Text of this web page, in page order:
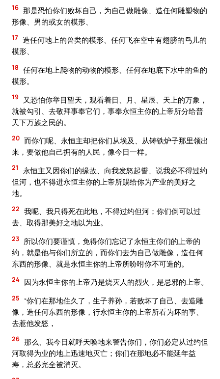
16 那是恐怕你们败坏自己，为自己做雕像、造任何雕塑物的
形像、男的或女的模形、
17 造任何地上的兽类的模形、任何飞在空中有翅膀的鸟儿的
模形、
18 任何在地上爬物的动物的模形、任何在地底下水中的鱼的
模形。
19
又恐怕你举目望天，观看着日、月、星辰、天上的万象，
就被勾引、去敬拜事奉它们，事奉永恒主你的上帝所分给普
天下万族之民的。
20 而你们呢、永恒主却把你们从埃及、从铸铁炉子那里领出
来，要做他自己拥有的人民，像今日一样。
21
永恒主又因你们的缘故、向我发怒起誓、说我必不得过约
但河，也不得进永恒主你的上帝所赐给你为产业的美好之
地。
22 我呢、我只得死在此地，不得过约但河；你们倒可以过
去、取得那美好之地以为业。
23
所以你们要谨慎，免得你们忘记了永恒主你们的上帝的
约，就是他与你们所立的，而你们去为自己做雕像，造任何
东西的形像、就是永恒主你的上帝所吩咐你不可造的。
24 因为永恒主你的上帝乃是烧灭人的烈火，是忌邪的上帝。
25
“你们在那地住久了，生子养孙，若败坏了自己、去造雕
像，造任何东西的形像，行永恒主你的上帝所看为坏的事、
去惹他发怒，
26 那么、我今日就呼天唤地来警告你们，你们必定从过约但
河取得为业的地上迅速地灭亡；你们在那地必不能延年益
寿，总必完全被消灭。